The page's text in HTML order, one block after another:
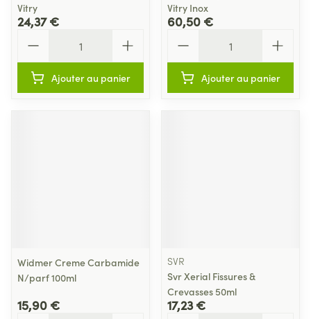
Vitry
24,37 €
Ajouter au panier
Vitry Inox
60,50 €
Ajouter au panier
Widmer Creme Carbamide
N/parf 100ml
15,90 €
SVR
Svr Xerial Fissures &
Crevasses 50ml
17,23 €